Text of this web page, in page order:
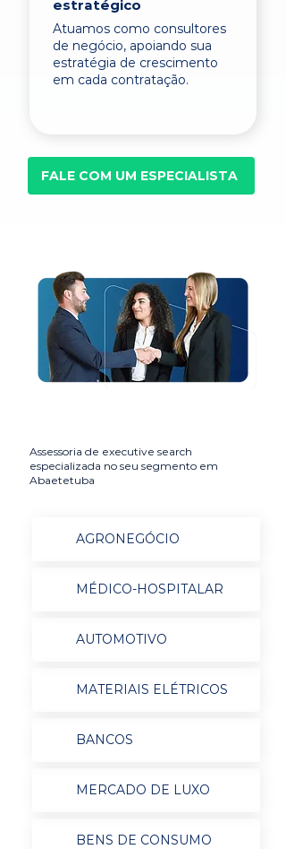
estratégico
Atuamos como consultores
de negócio, apoiando sua
estratégia de crescimento
em cada contratação.
FALE COM UM ESPECIALISTA
Assessoria de executive search
especializada no seu segmento em
Abaetetuba
AGRONEGÓCIO
MÉDICO-HOSPITALAR
AUTOMOTIVO
MATERIAIS ELÉTRICOS
BANCOS
MERCADO DE LUXO
BENS DE CONSUMO